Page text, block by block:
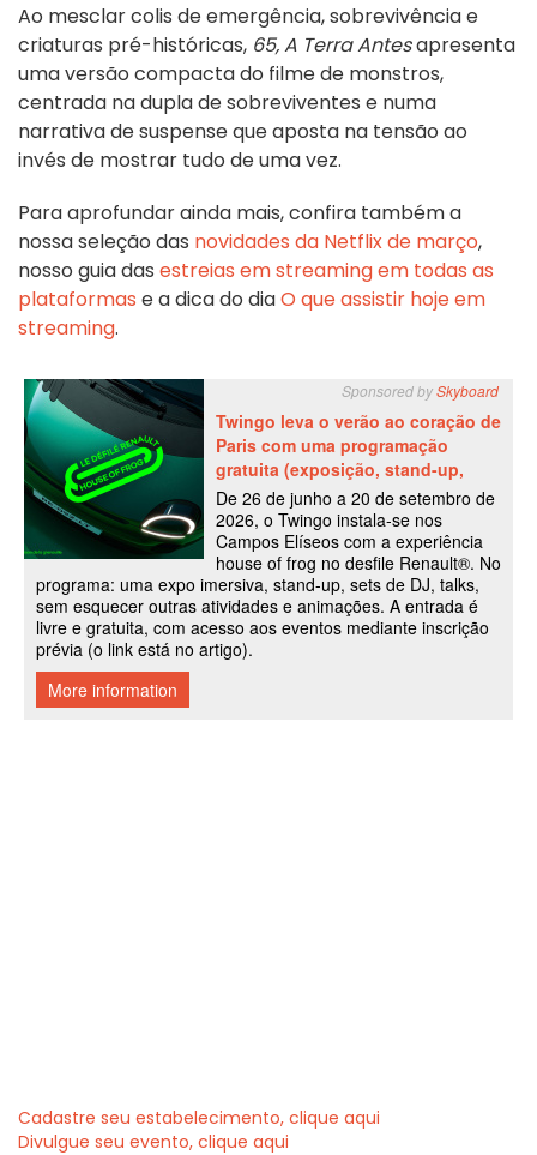
Ao mesclar colis de emergência, sobrevivência e
criaturas pré-históricas, 65, A Terra Antesapresenta
uma versão compacta do filme de monstros,
centrada na dupla de sobreviventes e numa
narrativa de suspense que aposta na tensão ao
invés de mostrar tudo de uma vez.
Para aprofundar ainda mais, confira também a
nossa seleção das novidades da Netflix de março,
nosso guia das estreias em streaming em todas as
plataformas e a dica do diaO que assistir hoje em
streaming.
Cadastre seu estabelecimento, clique aqui
Divulgue seu evento, clique aqui